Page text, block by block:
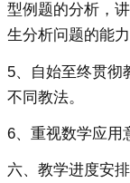
型例题的分析，
生分析问题的能力
5、自始至终贯彻
不同教法。
6、重视数学应用
六、教学进度安排